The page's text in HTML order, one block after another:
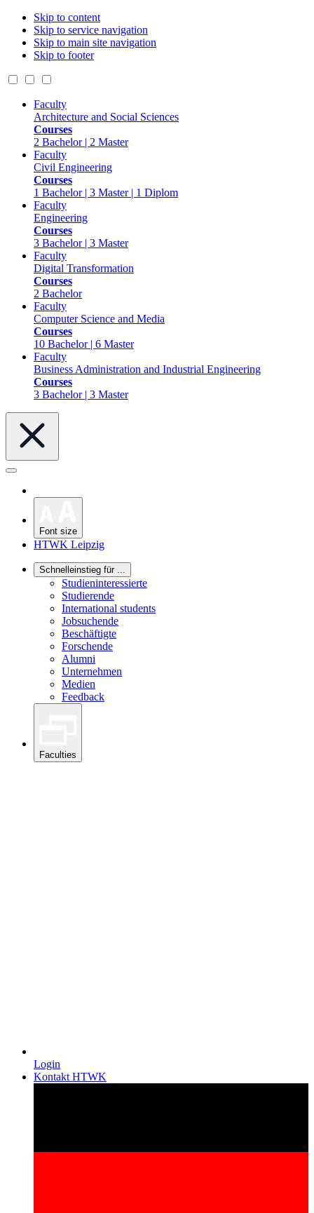
Skip to content
Skip to service navigation
Skip to main site navigation
Skip to footer
Faculty
Architecture and Social Sciences
Courses
2 Bachelor | 2 Master
Faculty
Civil Engineering
Courses
1 Bachelor | 3 Master | 1 Diplom
Faculty
Engineering
Courses
3 Bachelor | 3 Master
Faculty
Digital Transformation
Courses
2 Bachelor
Faculty
Computer Science and Media
Courses
10 Bachelor | 6 Master
Faculty
Business Administration and Industrial Engineering
Courses
3 Bachelor | 3 Master
Font size
HTWK Leipzig
Schnelleinstieg für ...
Studieninteressierte
Studierende
International students
Jobsuchende
Beschäftigte
Forschende
Alumni
Unternehmen
Medien
Feedback
Faculties
Login
Kontakt HTWK